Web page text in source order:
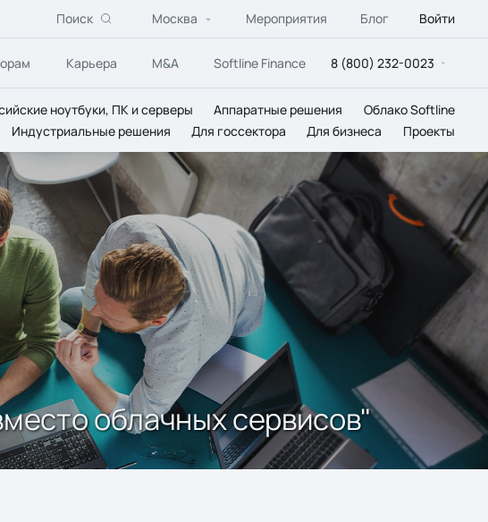
Поиск Москва Мероприятия Блог Войти
Карьера M&A Softline Finance 8 (800) 232-0023
ноутбуки, ПК и серверы Аппаратные решения
Облако Softline
Индустриальные решения Для госсектора Для бизнеса Проекты
облачных сервисов"